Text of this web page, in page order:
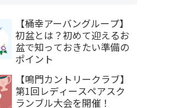
【桶幸アーバングループ】
初盆とは？初めて迎えるお
盆で知っておきたい準備の
ポイント
【鳴門カントリークラブ】
第1回レディースペアスク
ランブル大会を開催！